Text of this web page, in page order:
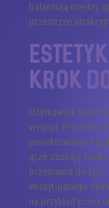
balansują między
przestrzeń
krok
Użytkownik
wygląd. Prostota
projektowaniu
grze szukają
przemawia do
ekscytującego
na przykład przez